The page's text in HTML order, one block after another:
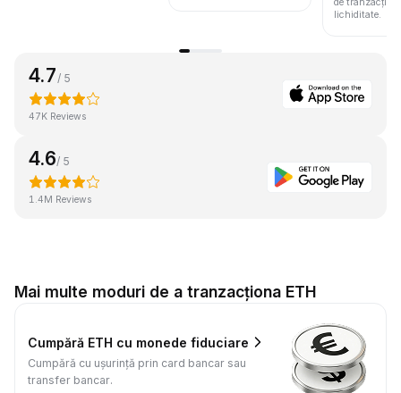
lichiditate.
4.7/ 5
47K Reviews
4.6/ 5
1.4M Reviews
Mai multe moduri de a tranzacționa ETH
Cumpără ETH cu monede fiduciare
Cumpără cu ușurință prin card bancar sau
transfer bancar.